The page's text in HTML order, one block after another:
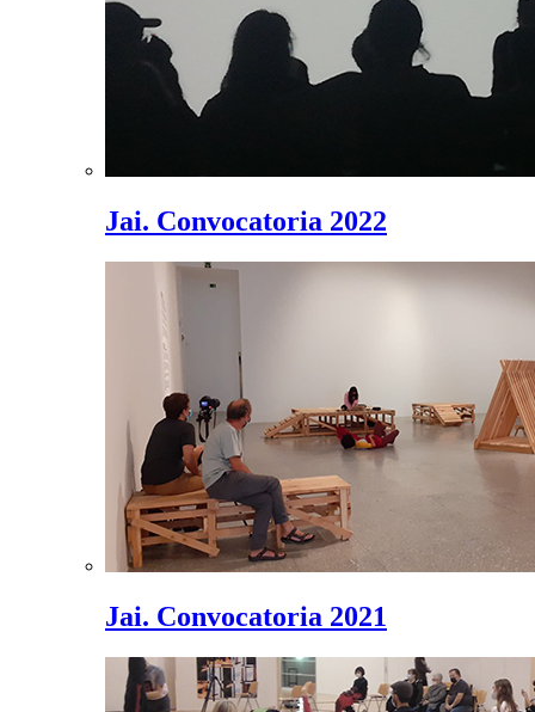
Jai. Convocatoria 2022
Jai. Convocatoria 2021